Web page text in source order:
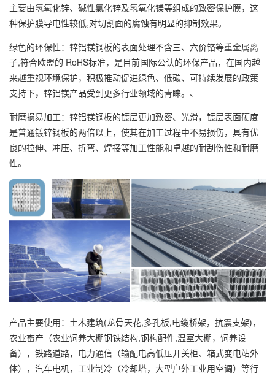
主要由氢氧化锌、碱性氯化锌及氢氧化镁等组成的致密保护膜，这
种保护膜导电性较低,对切割面的腐蚀有明显的抑制效果。
绿色的环保性：锌铝镁钢板的表面处理不含三、六价铬等重金属离
子,符合欧盟的 RoHS标准，是目前国际公认的环保产品，在国内越
来越重视环境保护，积极推动促进绿色、低碳、可持续发展的政策
支持下，锌铝镁产品受到更多行业领域的青睐。、
耐磨损易加工：锌铝镁钢板的镀层更加致密、光滑，镀层表面硬度
是普通镀锌钢板的两倍以上，使其在加工过程中不易损伤，具有优
良的拉伸、冲压、折弯、焊接等加工性能和卓越的耐刮伤性和耐磨
性。
产品主要使用：土木建筑(龙骨天花,多孔板,电缆桥架，抗震支架)，
农业畜产（农业饲养大棚钢铁结构,钢构配件,温室大棚，饲养设
备），铁路道路，电力通信（输配电高低压开关柜、箱式变电站外
体），汽车电机，工业制冷（冷却塔，大型户外工业用空调）等行